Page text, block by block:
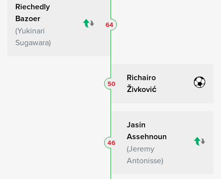
Riechedly
Bazoer
Yukinari
Sugawara
64
Richairo
Živković
50
Jasin
Assehnoun
Jeremy
Antonisse
46